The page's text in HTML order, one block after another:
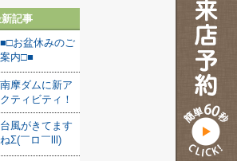
記事
■□お盆休みのご
案内□■
南摩ダムに新ア
クティビティ！
台風がきてます
ねΣ(￣ロ￣lll)